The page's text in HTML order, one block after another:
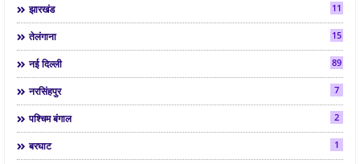
झारखंड 11
तेलंगाना 15
नई दिल्ली 89
नरसिंहपुर 7
पश्चिम बंगाल 2
बरघाट 1